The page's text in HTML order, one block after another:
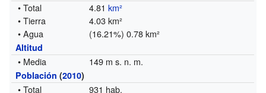
• Total 4.81km²
• Tierra
4.03 km²
• Agua
(16.21%) 0.78 km²
Altitud
• Media 149 m s. n. m.
Población (2010)
• Total
931 hab.